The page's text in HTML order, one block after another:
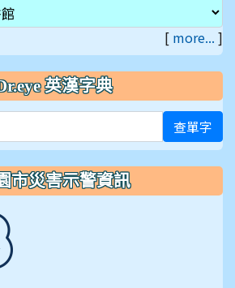
[ more... ]
英漢字典
查單字
市災害示警資訊